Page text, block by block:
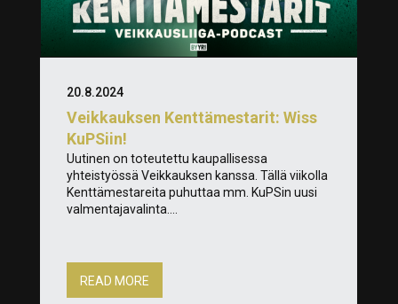
Veikkauksen Kenttämestarit: Wiss
KuPSiin!
20.8.2024
Uutinen on toteutettu kaupallisessa
yhteistyössä Veikkauksen kanssa. Tällä viikolla
Kenttämestareita puhuttaa mm. KuPSin uusi
valmentajavalinta....
READ MORE